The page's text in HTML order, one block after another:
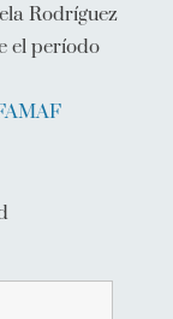
Rodríguez
el período